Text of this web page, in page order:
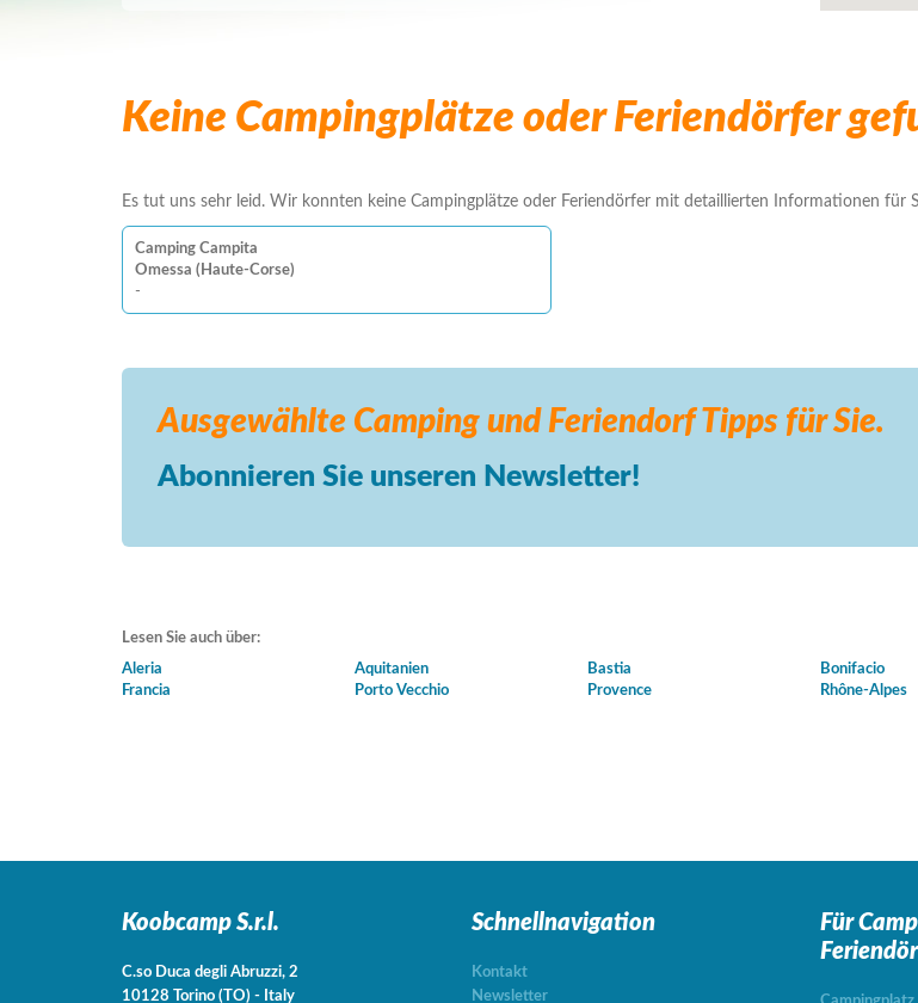
Keine Campingplätze oder Feriendörfer
Es tut uns sehr leid. Wir konnten keine Campingplätze oder Feriendörfer mit detaillierten Informationen für
Camping Campita
Omessa (Haute-Corse)
-
Ausgewählte Camping und FeriendorfTipps für Sie.
Abonnieren Sie unseren Newsletter!
Lesen Sie auch über:
Aleria
Aquitanien Bastia Bonifacio
Francia
Porto Vecchio Provence Rhône-Alpes
Koobcamp S.r.l.
C.so Duca degli Abruzzi, 2
10128 Torino (TO) - Italy
Schnellnavigation
Kontakt
Newsletter
Für